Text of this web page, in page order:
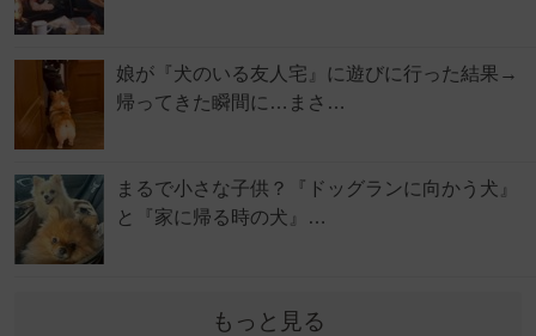
娘が『犬のいる友人宅』に遊びに行った結果→
帰ってきた瞬間に…まさ…
まるで小さな子供？『ドッグランに向かう犬』
と『家に帰る時の犬』…
もっと見る